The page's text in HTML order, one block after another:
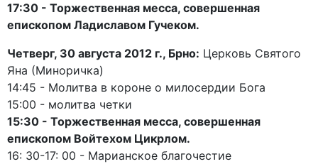
17:30 - Торжественная месса, совершенная
епископом Ладиславом Гучеком.
Четверг, 30 августа 2012 г., Брно: Церковь Святого
Яна (Миноричка)
14:45 - Молитва в короне о милосердии Бога
15:00 - молитва четки
15:30 - Торжественная месса, совершенная
епископом Войтехом Цикрлом.
16: 30-17: 00 - Марианское благочестие